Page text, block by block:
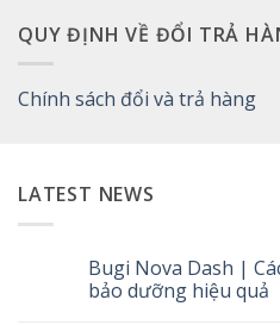
QUY ĐỊNH VỀ ĐỔI TRẢ
Chính sách đổi và trả hàng
LATEST NEWS
Bugi Nova Dash |
bảo dưỡng hiệu quả